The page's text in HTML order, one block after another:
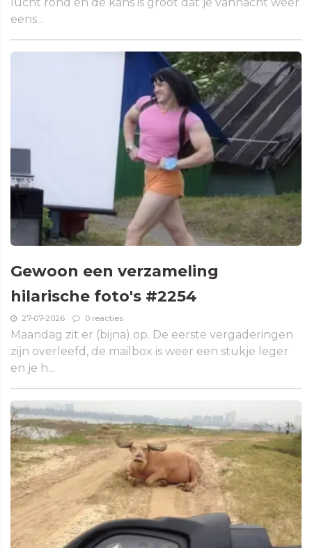
eens...
Gewoon een verzameling
hilarische foto's #2254
27-07-2026 0 reacties
Maandag zit er (bijna) op. De eerste vergaderingen
zijn overleefd, de mailbox is weer een stukje leger
en je h...